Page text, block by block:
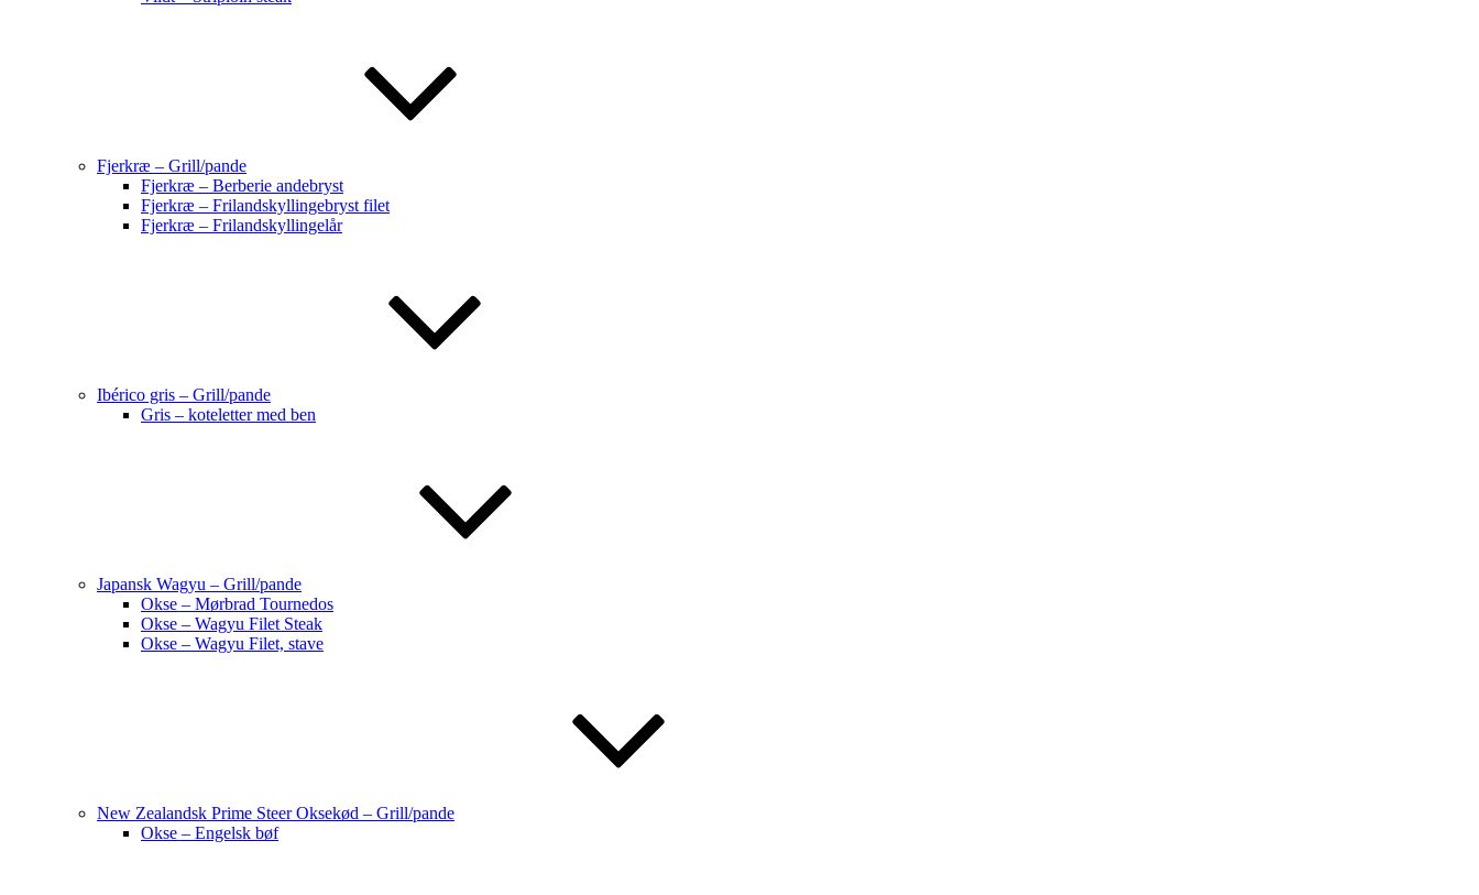
Fjerkræ – Grill/pande
Fjerkræ – Berberie andebryst
Fjerkræ – Frilandskyllingebryst filet
Fjerkræ – Frilandskyllingelår
Ibérico gris – Grill/pande
Gris – koteletter med ben
Japansk Wagyu – Grill/pande
Okse – Mørbrad Tournedos
Okse – Wagyu Filet Steak
Okse – Wagyu Filet, stave
New Zealandsk Prime Steer Oksekød – Grill/pande
Okse – Engelsk bøf